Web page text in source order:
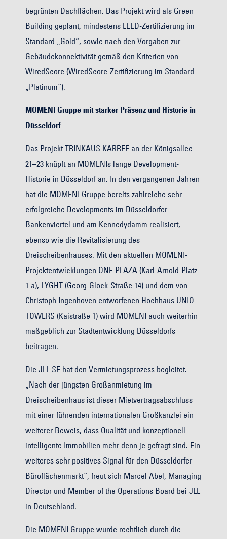
begrünten Dachflächen. Das Projekt wird als Green
Building geplant, mindestens LEED-Zertifizierung im
Standard „Gold“, sowie nach den Vorgaben zur
Gebäudekonnektivität gemäß den Kriterien von
WiredScore (WiredScore-Zertifizierung im Standard
„Platinum“).
MOMENI Gruppe mit starker Präsenz und Historie in
Düsseldorf
Das Projekt TRINKAUS KARREE an der Königsallee
21–23 knüpft an MOMENIs lange Development-
Historie in Düsseldorf an. In den vergangenen Jahren
hat die MOMENI Gruppe bereits zahlreiche sehr
erfolgreiche Developments im Düsseldorfer
Bankenviertel und am Kennedydamm realisiert,
ebenso wie die Revitalisierung des
Dreischeibenhauses. Mit den aktuellen MOMENI-
Projektentwicklungen ONE PLAZA (Karl-Arnold-Platz
1 a), LYGHT (Georg-Glock-Straße 14) und dem von
Christoph Ingenhoven entworfenen Hochhaus UNIQ
TOWERS (Kaistraße 1) wird MOMENI auch weiterhin
maßgeblich zur Stadtentwicklung Düsseldorfs
beitragen.
Die JLL SE hat den Vermietungsprozess begleitet.
„Nach der jüngsten Großanmietung im
Dreischeibenhaus ist dieser Mietvertragsabschluss
mit einer führenden internationalen Großkanzlei ein
weiterer Beweis, dass Qualität und konzeptionell
intelligente Immobilien mehr denn je gefragt sind. Ein
weiteres sehr positives Signal für den Düsseldorfer
Büroflächenmarkt“, freut sich Marcel Abel, Managing
Director und Member of the Operations Board bei JLL
in Deutschland.
Die MOMENI Gruppe wurde rechtlich durch die